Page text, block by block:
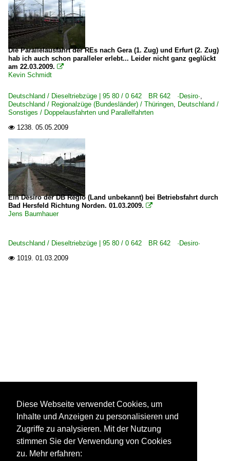
Die Parallelausfahrt der REs nach Gera (1. Zug) und Erfurt (2. Zug)
hab ich auch schon paralleler erlebt... Leider nicht ganz geglückt
am 22.03.2009. 
Kevin Schmidt
Deutschland / Dieseltriebzüge | 95 80 / 0 642 BR 642 ·Desiro·,
Deutschland / Regionalzüge (Bundesländer) / Thüringen, Deutschland /
Sonstiges / Doppelausfahrten und Parallelfahrten
 1238. 05.05.2009
Ein Desiro der DB Regio (Land unbekannt) bei Betriebsfahrt durch
Bad Hersfeld Richtung Norden. 01.03.2009. 
Jens Baumhauer
Deutschland / Dieseltriebzüge | 95 80 / 0 642 BR 642 ·Desiro·
 1019. 01.03.2009
Diese Webseite verwendet Cookies, um
Inhalte und Anzeigen zu personalisieren und
Zugriffe zu analysieren. Mit der Nutzung
stimmen Sie der Verwendung von Cookies
zu. Mehr erfahren: